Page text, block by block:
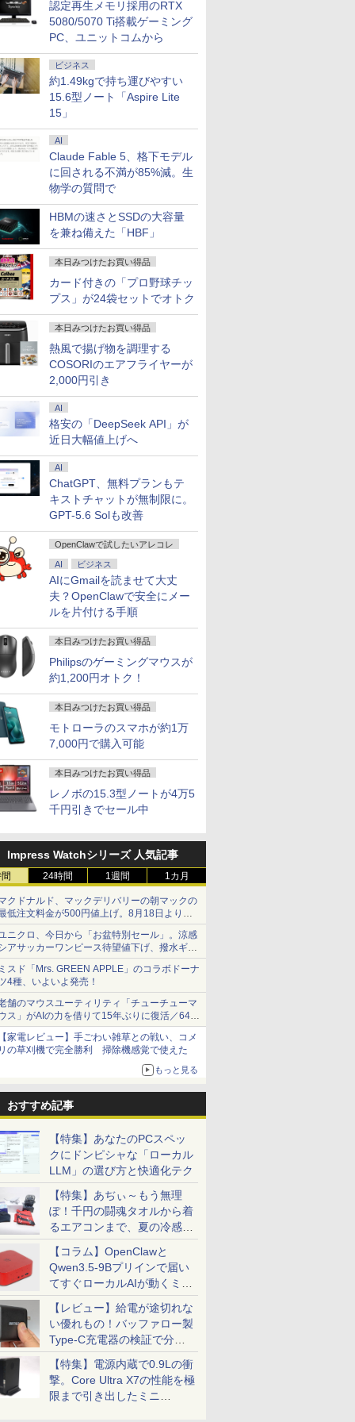
認定再生メモリ採用のRTX
5080/5070 Ti搭載ゲーミング
PC、ユニットコムから
ビジネス
約1.49kgで持ち運びやすい
15.6型ノート「Aspire Lite
15」
AI
Claude Fable 5、格下モデル
に回される不満が85%減。生
物学の質問で
HBMの速さとSSDの大容量
を兼ね備えた「HBF」
本日みつけたお買い得品
カード付きの「プロ野球チッ
プス」が24袋セットでオトク
本日みつけたお買い得品
熱風で揚げ物を調理する
COSORIのエアフライヤーが
2,000円引き
AI
格安の「DeepSeek API」が
近日大幅値上げへ
AI
ChatGPT、無料プランもテ
キストチャットが無制限に。
GPT-5.6 Solも改善
OpenClawで試したいアレコレ
AI ビジネス
AIにGmailを読ませて大丈
夫？OpenClawで安全にメー
ルを片付ける手順
本日みつけたお買い得品
Philipsのゲーミングマウスが
約1,200円オトク！
本日みつけたお買い得品
モトローラのスマホが約1万
7,000円で購入可能
本日みつけたお買い得品
レノボの15.3型ノートが4万5
千円引きでセール中
Impress Watchシリーズ 人気記事
24時間 1週間 1カ月
クドナルド、マックデリバリーの朝マックの
低注文料金が500円値上げ。8月18日より
円から受付
ニクロ、今日から「お盆特別セール」。涼感
アサッカーワンピース待望値下げ、撥水ギア
ョーツは1990円に
スド「Mrs. GREEN APPLE」のコラボドーナ
4種、いよいよ発売！
舗のマウスユーティリティ「チューチューマ
ス」がAIの力を借りて15年ぶりに復活／64bit
、Windows 10/11、「Chrome」も走り回
。復活記念で2026年末まで500円
家電レビュー】手ごわい雑草との戦い、コメ
の草刈機で完全勝利 掃除機感覚で使えた
もっと見る
おすすめ記事
【特集】あなたのPCスペッ
クにドンピシャな「ローカル
LLM」の選び方と快適化テク
【特集】あぢぃ～もう無理
ぽ！千円の闘魂タオルから着
るエアコンまで、夏の冷感グ
ッズ一挙紹介
【コラム】OpenClawと
Qwen3.5-9Bプリインで届い
てすぐローカルAIが動くミニ
PC「SER9 Pro」
【レビュー】給電が途切れな
い優れもの！バッファロー製
Type-C充電器の検証で分か
ったこと
【特集】電源内蔵で0.9Lの衝
撃。Core Ultra X7の性能を極
限まで引き出したミニ